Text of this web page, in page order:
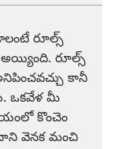
రూల్స్‌
అయ్యింది. రూల్స్‌
కానీ
ఒకవేళ మీ
కొంచెం
వెనక మంచి